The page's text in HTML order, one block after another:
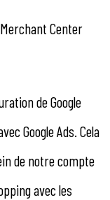
de Google
Google Ads. Cela
de notre compte
avec les